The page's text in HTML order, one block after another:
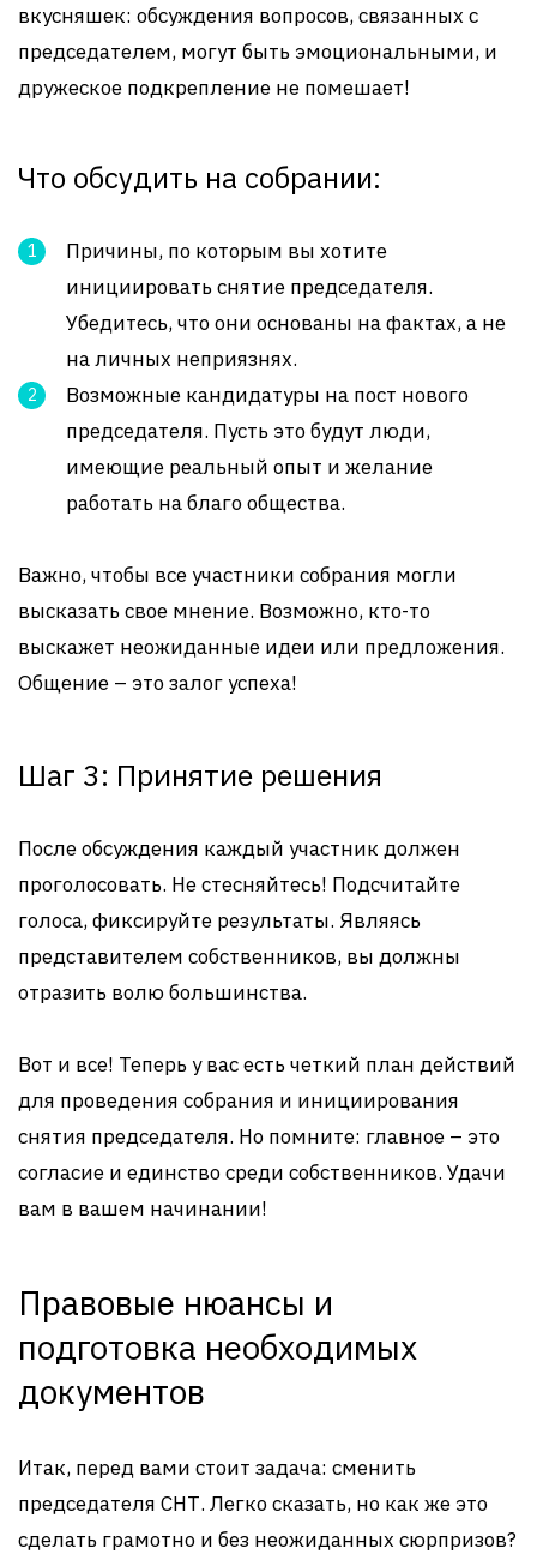
вкусняшек: обсуждения вопросов, связанных с
председателем, могут быть эмоциональными, и
дружеское подкрепление не помешает!
Что обсудить на собрании:
Причины, по которым вы хотите
инициировать снятие председателя.
Убедитесь, что они основаны на фактах, а не
на личных неприязнях.
Возможные кандидатуры на пост нового
председателя. Пусть это будут люди,
имеющие реальный опыт и желание
работать на благо общества.
Важно, чтобы все участники собрания могли
высказать свое мнение. Возможно, кто-то
выскажет неожиданные идеи или предложения.
Общение – это залог успеха!
Шаг 3: Принятие решения
После обсуждения каждый участник должен
проголосовать. Не стесняйтесь! Подсчитайте
голоса, фиксируйте результаты. Являясь
представителем собственников, вы должны
отразить волю большинства.
Вот и все! Теперь у вас есть четкий план действий
для проведения собрания и инициирования
снятия председателя. Но помните: главное – это
согласие и единство среди собственников. Удачи
вам в вашем начинании!
Правовые нюансы и
подготовка необходимых
документов
Итак, перед вами стоит задача: сменить
председателя СНТ. Легко сказать, но как же это
сделать грамотно и без неожиданных сюрпризов?